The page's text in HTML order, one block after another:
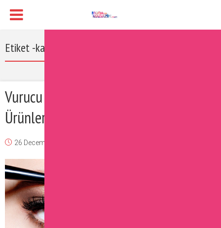
Etiket -kaş
Vurucu Bakışlar İçin Harika Kaş
Ürünleri
26 December 2016